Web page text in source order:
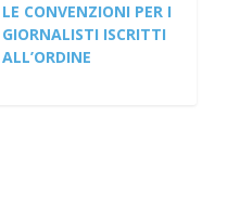
LE CONVENZIONI PER I
GIORNALISTI ISCRITTI
ALL’ORDINE